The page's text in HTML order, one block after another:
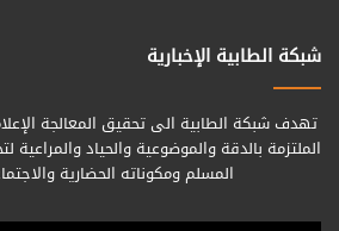
شبكة الطابية الإخبارية
تهدف شبكة الطابية الى تحقيق المعالجة
الملتزمة بالدقة والموضوعية والحياد
المسلم ومكوناته الحضارية